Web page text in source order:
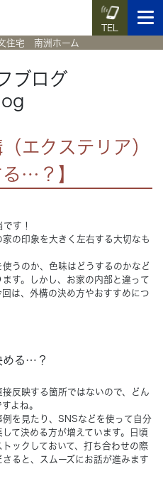
TEL
暮らしのコラム
ャーEX
住宅 南洲ホーム
ブログ
エクステリア）
…？】
す！
の印象を大きく左右する大切なも
うのか、色味はどうするのかなど
す。しかし、お家の内部と違って
は、外構の決め方やおすすめにつ
める…？
反映する箇所ではないので、どん
よね。
を見たり、SNSなどを使って自分
て決める方が増えています。日頃
ックしておいて、打ち合わせの際
ると、スムーズにお話が進みます